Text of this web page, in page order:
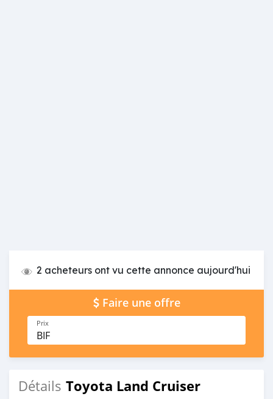
2 acheteurs ont vu cette annonce aujourd'hui
Faire une offre
Prix
BIF
Détails Toyota Land Cruiser